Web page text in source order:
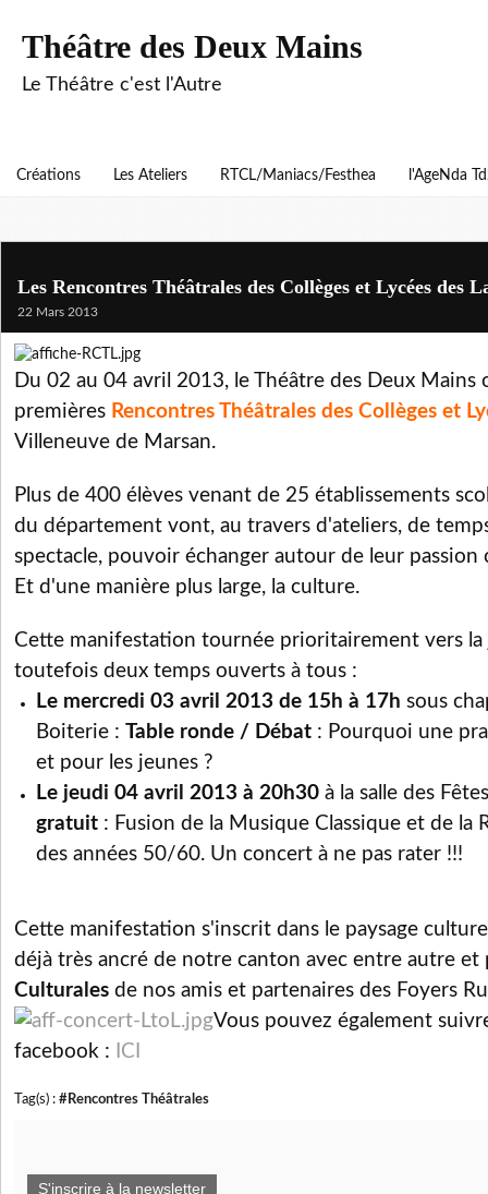
Théâtre des Deux Mains
Le Théâtre c'est l'Autre
Créations Les Ateliers RTCL/Maniacs/Festhea l'AgeNda
Les Rencontres Théâtrales des Collèges et Lycées des
22 Mars 2013
Du 02 au 04 avril 2013, le Théâtre des Deux Mains
premières Rencontres Théâtrales des Collèges et
Villeneuve de Marsan.
Plus de 400 élèves venant de 25 établissements
du département vont, au travers d'ateliers, de
spectacle, pouvoir échanger autour de leur passion
Et d'une manière plus large, la culture.
Cette manifestation tournée prioritairement vers la
toutefois deux temps ouverts à tous :
Le mercredi 03 avril 2013 de 15h à 17h sous
Boiterie : Table ronde / Débat : Pourquoi une
et pour les jeunes ?
Le jeudi 04 avril 2013 à 20h30 à la salle des
gratuit : Fusion de la Musique Classique et de la
des années 50/60. Un concert à ne pas rater !!!
Cette manifestation s'inscrit dans le paysage
déjà très ancré de notre canton avec entre autre et
Culturales de nos amis et partenaires des Foyers
Vous pouvez également
facebook :
ICI
Tag(s) : #Rencontres Théâtrales
S'inscrire à la newsletter